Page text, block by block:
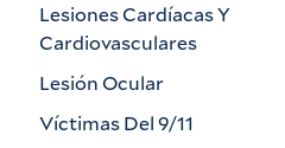
Lesiones Cardíacas Y
Cardiovasculares
Lesión Ocular
Víctimas Del 9/11